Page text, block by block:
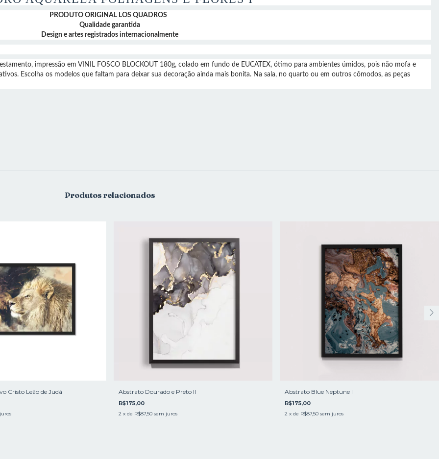
PRODUTO ORIGINAL LOS QUADROS
Qualidade garantida
Design e artes registrados internacionalmente
impressão em VINIL FOSCO BLOCKOUT 180g, colado em fundo de EUCATEX, ótimo para ambientes úmidos, pois não mofa e
Escolha os modelos que faltam para deixar sua decoração ainda mais bonita. Na sala, no quarto ou em outros cômodos, as peças
Produtos relacionados
Cristo Leão de Judá Abstrato Dourado e Preto ll
R$175,00
2 x de R$87,50 sem juros
Abstrato Blue Neptune I
R$175,00
2 x de R$87,50 sem juros